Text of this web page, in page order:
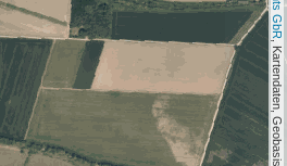
, Kartendaten, Geobasisdaten: ©